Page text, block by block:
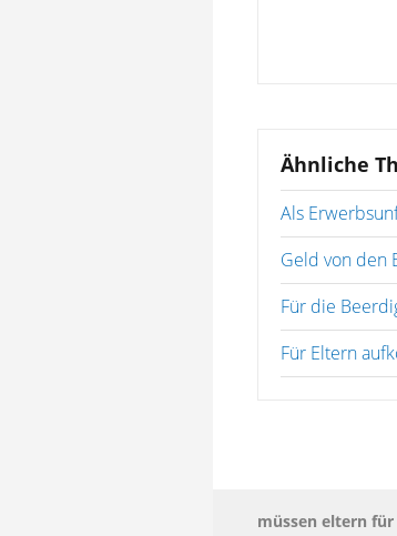
Ähnliche
Als
Geld von den
Für die
Für Eltern
müssen eltern